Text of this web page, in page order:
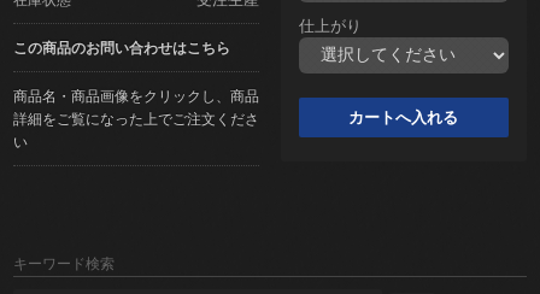
この商品のお問い合わせはこちら
商品名・商品画像をクリックし、商品
詳細をご覧になった上でご注文くださ
い
仕上がり
キーワード検索